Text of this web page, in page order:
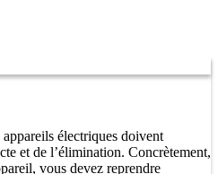
électriques doivent
et de l’élimination. Concrètement,
vous devez reprendre